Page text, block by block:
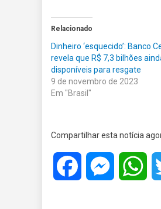
Relacionado
Dinheiro ‘esquecido’: Banco
revela que R$ 7,3 bilhões
disponíveis para resgate
9 de novembro de 2023
Em "Brasil"
Compartilhar esta notícia
Facebook Messenger